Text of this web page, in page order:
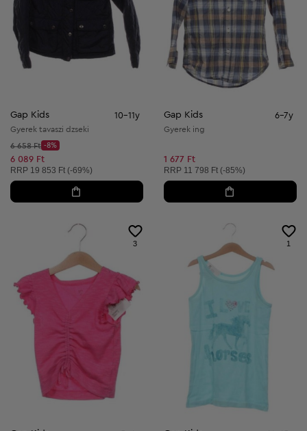
Gap Kids 10-11y
Gyerek tavaszi dzseki
Kezdő ár:
6 658 Ft
Discount Price:
-8%
Csökkentett ár:
6 089 Ft
Ajánlott ár:
RRP 19 853 Ft (-69%)
Gap Kids 6-7y
Gyerek ing
1 677 Ft
Ajánlott ár:
RRP 11 798 Ft (-85%)
3 1